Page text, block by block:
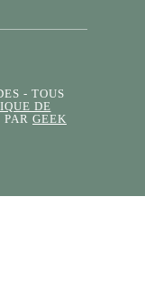
- TOUS
DE
PAR GEEK